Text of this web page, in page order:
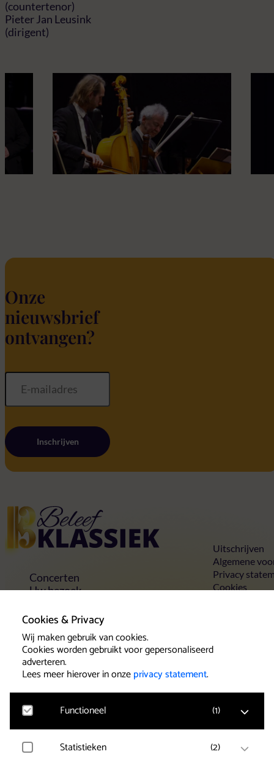
Cookies & Privacy
Wij maken gebruik van cookies.
Cookies worden gebruikt voor gepersonaliseerd
adverteren.
Lees meer hierover in onzeprivacy statement.
Functioneel (1)
Google Analytics
Statistieken (2)
(countertenor)
Pieter Jan Leusink
(dirigent)
Onze
nieuwsbrief
ontvangen?
Inschrijven
Concerten
Uw bezoek
Groepen
Vrienden & voordelen
Contact
Klantenservice
Het team van Beleef Klassiek wil u als
concertbezoeker een goede service
verlenen. Maak daarom gebruik van de
diverse Service Formulieren voor een
Uitschrijven
Algemene
Privacy
Cookies